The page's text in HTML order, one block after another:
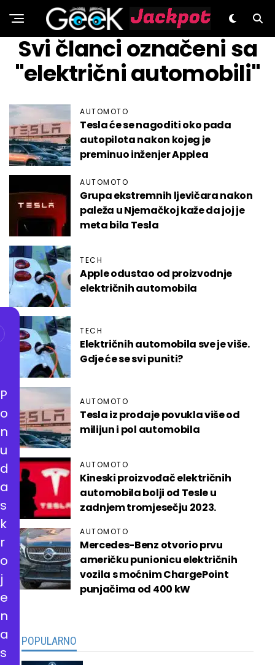
GeeK.hr
Svi članci označeni sa
"električni automobili"
AUTOMOTO
Tesla će se nagoditi oko pada
autopilota nakon kojeg je
preminuo inženjer Applea
AUTOMOTO
Grupa ekstremnih ljevičara nakon
paleža u Njemačkoj kaže da joj je
meta bila Tesla
TECH
Apple odustao od proizvodnje
električnih automobila
TECH
Električnih automobila sve je više.
Gdje će se svi puniti?
AUTOMOTO
Tesla iz prodaje povukla više od
milijun i pol automobila
AUTOMOTO
Kineski proizvođač električnih
automobila bolji od Tesle u
zadnjem tromjesečju 2023.
AUTOMOTO
Mercedes-Benz otvorio prvu
američku punionicu električnih
vozila s moćnim ChargePoint
punjačima od 400 kW
POPULARNO
P
o
n
u
d
a
s
k
r
o
j
e
n
a
s